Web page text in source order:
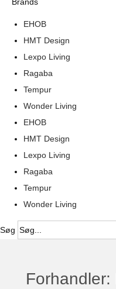
Brands
EHOB
HMT Design
Lexpo Living
Ragaba
Tempur
Wonder Living
EHOB
HMT Design
Lexpo Living
Ragaba
Tempur
Wonder Living
Søg
Forhandler: